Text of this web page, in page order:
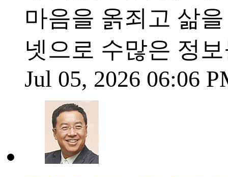
마음을 옭죄고 삶
넷으로 수많은 정
Jul 05, 2026 06:06